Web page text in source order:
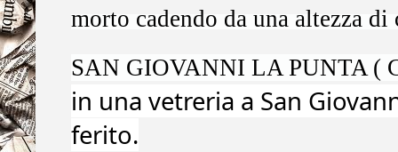
morto cadendo da una altezza
SAN GIOVANNI LA PUNTA (
in una vetreria a San
ferito.